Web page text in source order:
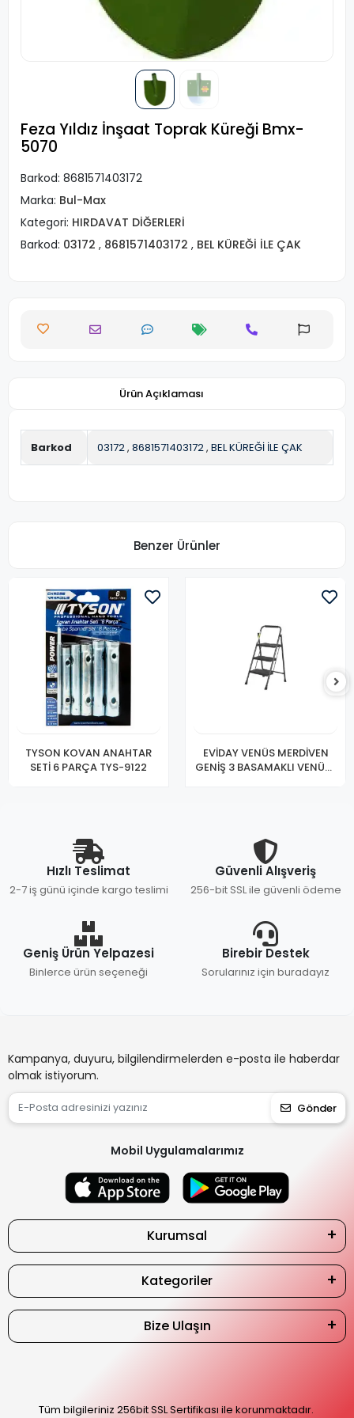
Feza Yıldız İnşaat Toprak Küreği Bmx-
5070
Barkod: 8681571403172
Marka: Bul-Max
Kategori: HIRDAVAT DİĞERLERİ
Barkod: 03172 , 8681571403172 , BEL KÜREĞİ İLE ÇAK
Ürün Açıklaması
Barkod 03172, 8681571403172, BEL KÜREĞİ İLE ÇAK
Benzer Ürünler
TYSON KOVAN ANAHTAR
SETİ 6 PARÇA TYS-9122
EVİDAY VENÜS MERDİVEN
GENİŞ 3 BASAMAKLI VENÜS-
Hızlı Teslimat
2-7 iş günü içinde kargo teslimi
Güvenli Alışveriş
256-bit SSL ile güvenli ödeme
Geniş Ürün Yelpazesi
Binlerce ürün seçeneği
Birebir Destek
Sorularınız için buradayız
Kampanya, duyuru, bilgilendirmelerden e-posta ile haberdar
olmak istiyorum.
Gönder
Mobil Uygulamalarımız
Kurumsal
Kategoriler
Bize Ulaşın
Tüm bilgileriniz 256bit SSL Sertifikası ile korunmaktadır.